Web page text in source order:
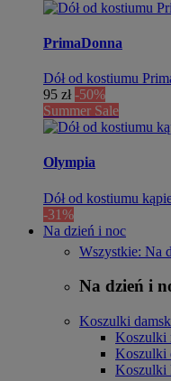
PrimaDonna
Dół od kostiumu
95 zł -50%
Summer Sale
Olympia
Dół od kostiumu
-31%
Na dzień i noc
Wszystkie: Na
Na dzień i
Koszulki
Koszulki
Koszulki
Koszulki